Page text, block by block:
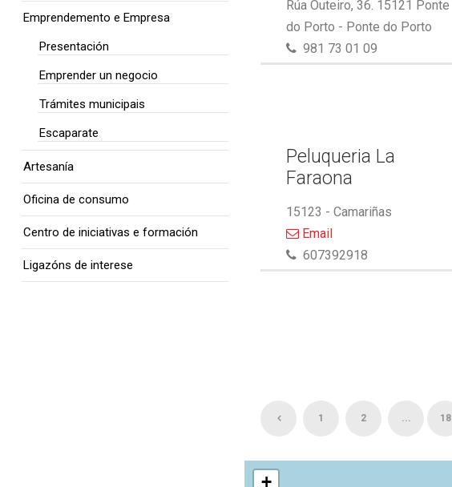
Rúa Outeiro, 36. 15121 Ponte
do Porto - Ponte do Porto
981 73 01 09
Peluqueria La
Faraona
15123 - Camariñas
Email
607392918
1 2 ... 18
+
Emprendemento e Empresa
Presentación
Emprender un negocio
Trámites municipais
Escaparate
Artesanía
Oficina de consumo
Centro de iniciativas e formación
Ligazóns de interese